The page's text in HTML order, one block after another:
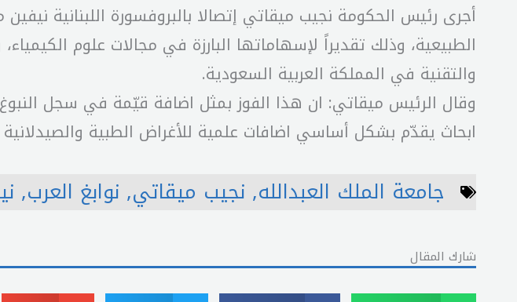
أجرى رئيس الحكومة نجيب ميقاتي إتصالا بالبروفسورة اللبنانية
الطبيعية، وذلك تقديراً لإسهاماتها البارزة في مجالات علوم
والتقنية في المملكة العربية السعودية.
وقال الرئيس ميقاتي: ان هذا الفوز بمثل اضافة قيّمة في سجل
ابحاث يقدّم بشكل أساسي اضافات علمية للأغراض الطبية والصيدلانية
جامعة الملك العبدالله, نجيب ميقاتي, نوابغ العرب,
شارك المقال